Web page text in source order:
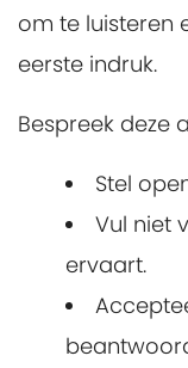
om te luisteren
eerste indruk.
Bespreek deze
Stel
Vul niet
ervaart.